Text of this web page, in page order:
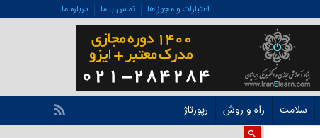
اعتبارات و مجوز ها تماس با ما درباره ما
سلامت راه و روش رپورتاژ